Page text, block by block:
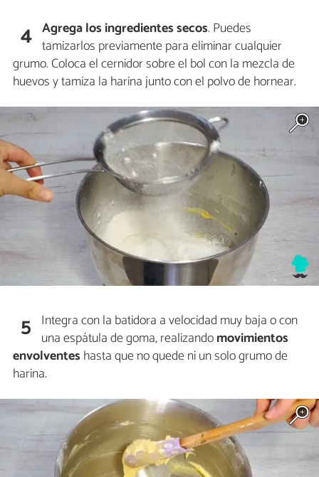
4 Agrega los ingredientes secos. Puedes
tamizarlos previamente para eliminar cualquier
grumo. Coloca el cernidor sobre el bol con la mezcla de
huevos y tamiza la harina junto con el polvo de hornear.
5 Integra con la batidora a velocidad muy baja o con
una espátula de goma, realizandomovimientos
envolventes hasta que no quede ni un solo grumo de
harina.